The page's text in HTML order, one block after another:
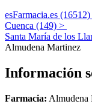
esFarmacia.es
Cuenca (149) >
Santa María de los
Almudena Martinez
Información
Farmacia: Almudena